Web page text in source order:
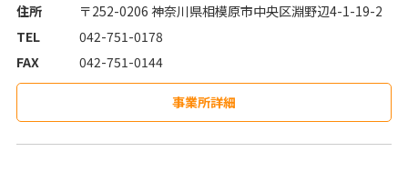
住所
〒252-0206 神奈川県相模原市中央区淵野辺4-1-19-2
TEL
042-751-0178
FAX
042-751-0144
事業所詳細